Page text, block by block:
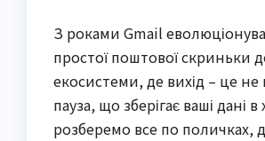
З роками Gmail
простої поштової скриньки
екосистеми, де вихід – це не
пауза, що зберігає ваші дані
розберемо все по поличках,